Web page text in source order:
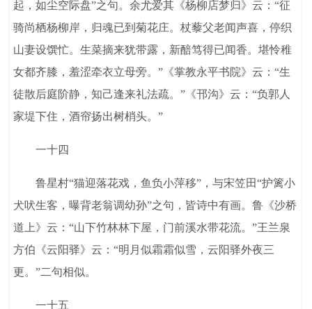
起，如尘空际盘”之句。余尤爱其《杨柳店梦归》云：“征
骑尚栖杨柳岸，归魂已到菊花庄。杖藜父老闻声喜，停织
山妻设馔忙。生菜摘来犹带露，新醅笃得已闻香。堪怜稚
女都齐膝，羞涩牵衣立母旁。”《掌教永平书院》云：“生
徒散后庭阶静，知己逢来礼法疏。”《邗沟》云：“负郭人
家堤下住，酒帘扬出树梢头。”
一十四
鲁星村“猫迎落花戏，鱼负小萍移”，与宋笠田“护篱小
犬吠生客，曝背老翁调幼孙”之句，皆诗中有画。鲁《沙桥
道上》云：“山下竹林林下屋，门前溪水带花流。”王兰泉
方伯《云阳驿》云：“明月似霜霜似雪，云阳驿外夜三
更。”二句相似。
一十五